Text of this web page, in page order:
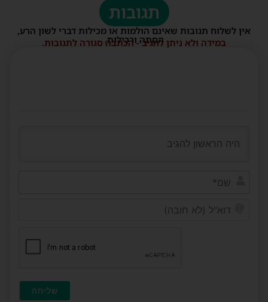
תגובות
אין לשלוח תגובות שאינם הולמות או מכילות דברי לשון הרע,
הסתה ורכילות.
במידה ולא ניתן להגיב - הכתבה סגורה לתגובות.